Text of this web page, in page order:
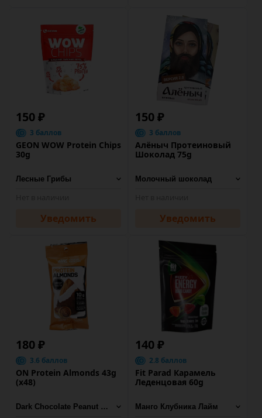
150 ₽
3 баллов
GEON WOW Protein Chips
30g
Уведомить
150 ₽
3 баллов
Алёныч Протеиновый
Шоколад 75g
Уведомить
180 ₽
3.6 баллов
ON Protein Almonds 43g
(х48)
140 ₽
2.8 баллов
Fit Parad Карамель
Леденцовая 60g